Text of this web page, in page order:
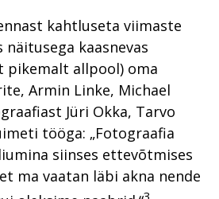
kahtluseta viimaste
kaasnevas
pikemalt allpool) oma
Armin Linke, Michael
Jüri Okka, Tarvo
tööga: „Fotograafia
siinses ettevõtmises
ma vaatan läbi akna nende
3